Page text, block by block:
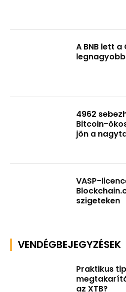
A BNB lett
4962
Bitcoin-
jön a
VASP-
szigeteken
VENDÉGBEJEGYZÉSEK
Praktikus
az XTB?